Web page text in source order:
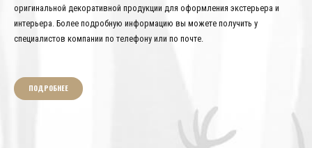
оригинальной декоративной продукции для оформления экстерьера и
интерьера. Более подробную информацию вы можете получить у
специалистов компании по телефону или по почте.
ПОДРОБНЕЕ